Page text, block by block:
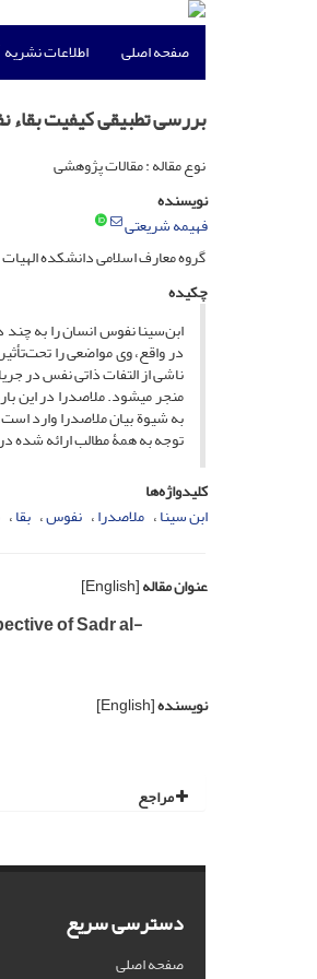
صفحه اصلی اطلاعات نشریه
بررسی تطبیقی کیفیت بقاء
نوع مقاله : مقالات پژوهشی
نویسنده
فهیمه شریعتی
گروه معارف اسلامی دانشکده
چکیده
ابن‌سینا نفوس انسان را به
در واقع، وی مواضعی را
ناشی از التفات ذاتی نفس در
منجر می­شود. ملاصدرا در این
به شیوة بیان ملاصدرا وارد
توجه به همۀ مطالب ارائه شده
کلیدواژه‌ها
ابن سینا ملاصدرا نفوس بقا
عنوان مقاله[English]
of Sadr al-
نویسنده[English]
مراجع
دسترسی سریع
صفحه اصلی